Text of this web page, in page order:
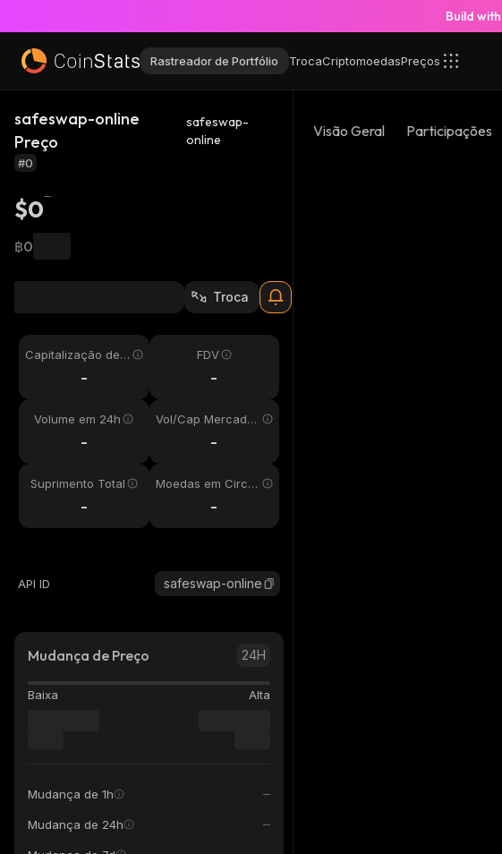
Build
Rastreador de Portfólio TrocaCriptomoedasPreços
safeswap-online
Preço
safeswap-
online
#0
$0
฿0
Troca
Capitalização de
-
FDV
-
Volume em 24h
-
Vol/Cap Mercado
-
Suprimento Total
-
Moedas em Circul
-
API ID safeswap-online
Mudança de Preço 24H
Baixa Alta
Mudança de 1h
Mudança de 24h
Visão Geral Participações